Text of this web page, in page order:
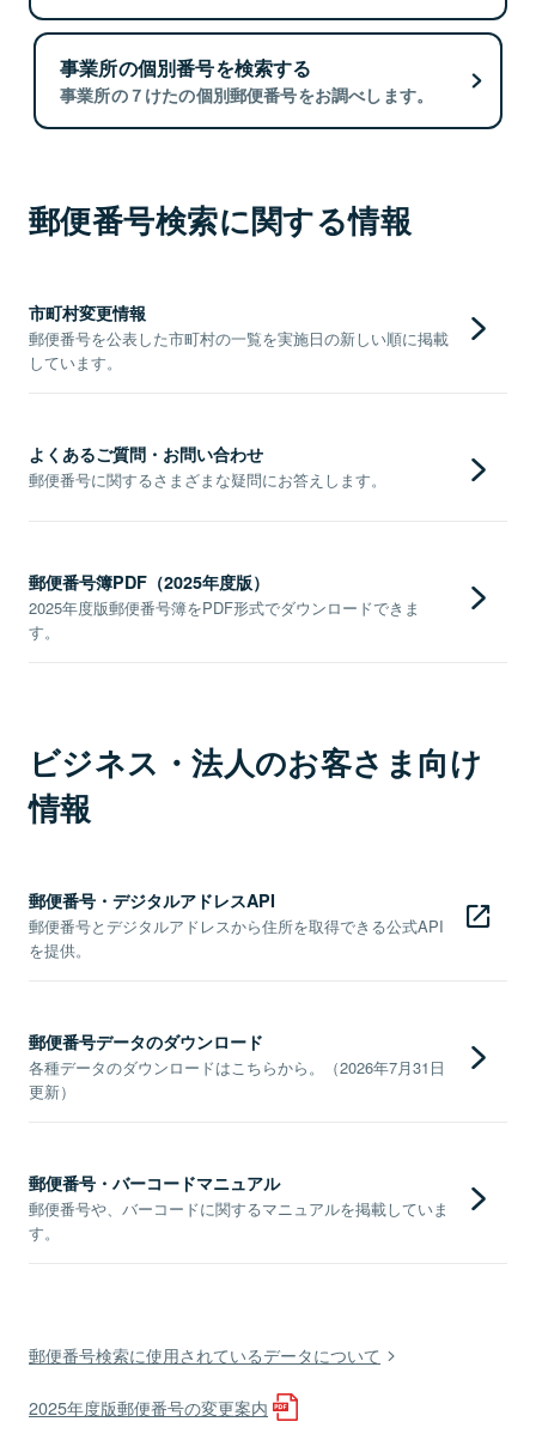
事業所の個別番号を検索する
事業所の７けたの個別郵便番号をお調べします。
郵便番号検索に関する情報
市町村変更情報
郵便番号を公表した市町村の一覧を実施日の新しい順に掲載
しています。
よくあるご質問・お問い合わせ
郵便番号に関するさまざまな疑問にお答えします。
郵便番号簿PDF（2025年度版）
2025年度版郵便番号簿をPDF形式でダウンロードできま
す。
ビジネス・法人のお客さま向け
情報
郵便番号・デジタルアドレスAPI
郵便番号とデジタルアドレスから住所を取得できる公式API
を提供。
郵便番号データのダウンロード
各種データのダウンロードはこちらから。（2026年7月31日
更新）
郵便番号・バーコードマニュアル
郵便番号や、バーコードに関するマニュアルを掲載していま
す。
郵便番号検索に使用されているデータについて
2025年度版郵便番号の変更案内